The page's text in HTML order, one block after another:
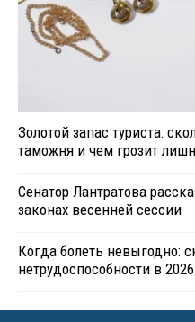
Золотой запас туриста:
таможня и чем грозит
Сенатор Лантратова
законах весенней сессии
Когда болеть невыгодно:
нетрудоспособности в